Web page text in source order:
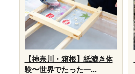
【神奈川・箱根】紙漉き体
験〜世界でたった一...